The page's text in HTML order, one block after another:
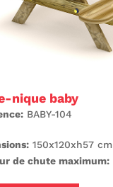
nique baby
BABY-104
150x120xh57 cm
de chute maximum: